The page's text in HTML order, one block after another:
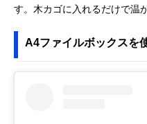
す。木カゴに入れるだけで温
A4ファイルボックスを